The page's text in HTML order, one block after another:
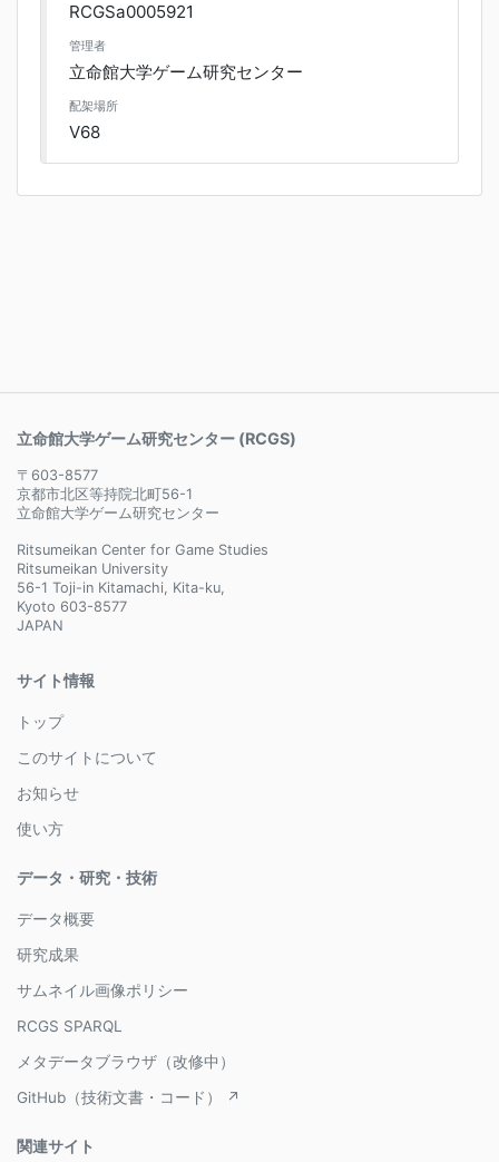
RCGSa0005921
管理者
立命館大学ゲーム研究センター
配架場所
V68
立命館大学ゲーム研究センター (RCGS)
〒603-8577
京都市北区等持院北町56-1
立命館大学ゲーム研究センター
Ritsumeikan Center for Game Studies
Ritsumeikan University
56-1 Toji-in Kitamachi, Kita-ku,
Kyoto 603-8577
JAPAN
サイト情報
トップ
このサイトについて
お知らせ
使い方
データ・研究・技術
データ概要
研究成果
サムネイル画像ポリシー
RCGS SPARQL
メタデータブラウザ（改修中）
GitHub（技術文書・コード） ↗
関連サイト